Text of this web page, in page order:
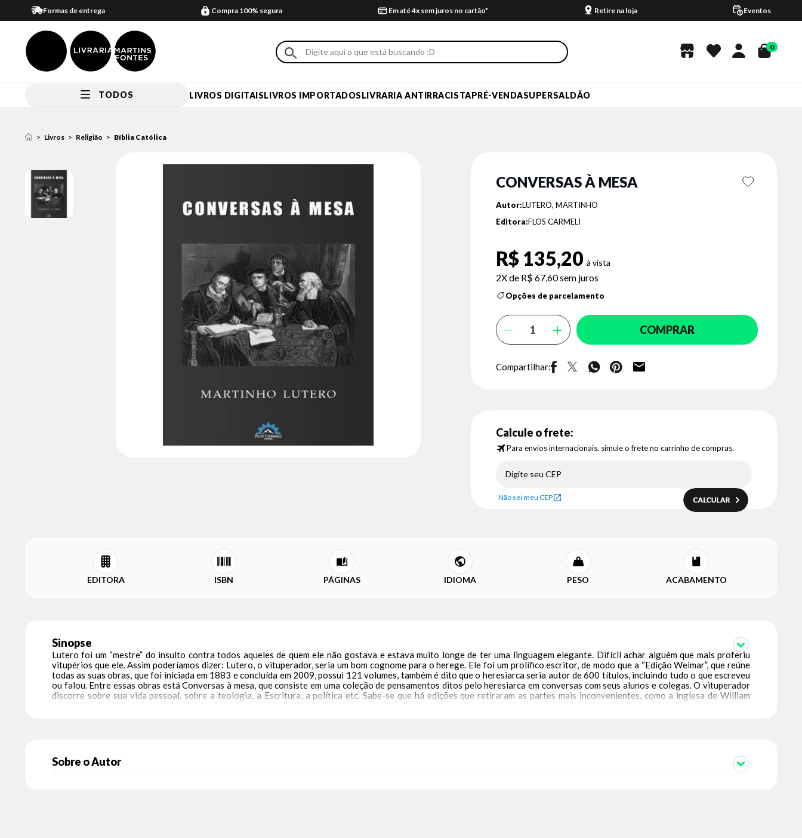
Formas de entrega Compra 100% segura Em até 4x sem juros no cartão* Retire na loja Eventos
0
TODOS LIVROS DIGITAISLIVROS IMPORTADOSLIVRARIA ANTIRRACISTAPRÉ-VENDASUPERSALDÃO
Livros Religião Bíblia Católica
CONVERSAS À MESA
Autor:LUTERO, MARTINHO
Editora:FLOS CARMELI
R$ 135,20
2X de R$ 67,60sem juros
Opções de parcelamento
COMPRAR
Compartilhar:
Calcule o frete:
Para envios internacionais, simule o frete no carrinho de compras.
Não sei meu CEP
EDITORA ISBN PÁGINAS IDIOMA PESO ACABAMENTO
Sinopse
Lutero foi um “mestre” do insulto contra todos aqueles de quem ele não gostava e estava muito longe de ter uma linguagem elegante. Difícil achar alguém que mais proferiu
vitupérios que ele. Assim poderíamos dizer: Lutero, o vituperador, seria um bom cognome para o herege. Ele foi um prolífico escritor, de modo que a “Edição Weimar”, que reúne
todas as suas obras, que foi iniciada em 1883 e concluída em 2009, possui 121 volumes, também é dito que o heresiarca seria autor de 600 títulos, incluindo tudo o que escreveu
ou falou. Entre essas obras está Conversas à mesa, que consiste em uma coleção de pensamentos ditos pelo heresiarca em conversas com seus alunos e colegas. O vituperador
discorre sobre sua vida pessoal, sobre a teologia, a Escritura, a política etc. Sabe-se que há edições que retiraram as partes mais inconvenientes, como a inglesa de William
Sobre o Autor